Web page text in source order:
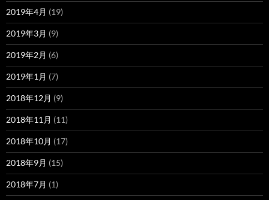
2019年4月 (19)
2019年3月 (9)
2019年2月 (6)
2019年1月 (7)
2018年12月 (9)
2018年11月 (11)
2018年10月 (17)
2018年9月 (15)
2018年7月 (1)